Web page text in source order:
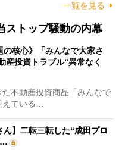
一覧を見る
ストップ騒動の内幕
の核心》「みんなで大家さ
産投資トラブル“異常なく
不動産投資商品「みんなで
えている…
ん】二転三転した“成田プロ
…